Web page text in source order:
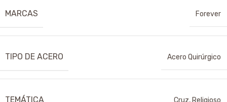
MARCAS Forever
TIPO DE ACERO Acero Quirúrgico
TEMÁTICA